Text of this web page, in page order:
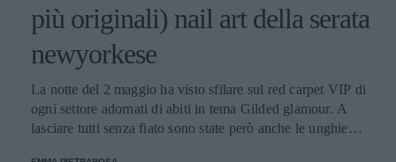
più originali) nail art della serata
newyorkese
La notte del 2 maggio ha visto sfilare sul red carpet VIP di
ogni settore adornati di abiti in tema Gilded glamour. A
lasciare tutti senza fiato sono state però anche le unghie